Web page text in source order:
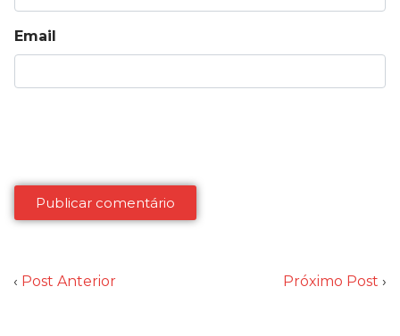
Email
‹ Post Anterior Próximo Post ›